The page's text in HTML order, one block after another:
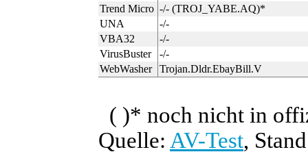
Trend Micro -/- (TROJ_YABE.AQ)*
UNA
-/-
VBA32
-/-
VirusBuster
-/-
WebWasher
Trojan.Dldr.EbayBill.V
( )* noch nicht in
Quelle: AV-Test,